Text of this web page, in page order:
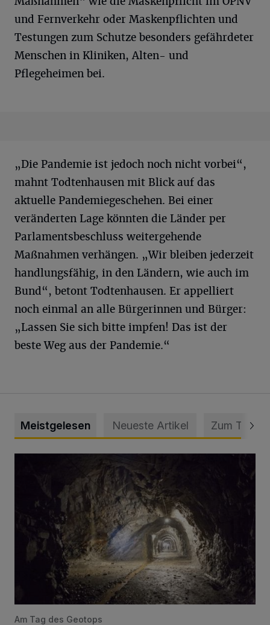
und Fernverkehr oder Maskenpflichten und
Testungen zum Schutze besonders gefährdeter
Menschen in Kliniken, Alten- und
Pflegeheimen bei.
„Die Pandemie ist jedoch noch nicht vorbei“,
mahnt Todtenhausen mit Blick auf das
aktuelle Pandemiegeschehen. Bei einer
veränderten Lage könnten die Länder per
Parlamentsbeschluss weitergehende
Maßnahmen verhängen. „Wir bleiben jederzeit
handlungsfähig, in den Ländern, wie auch im
Bund“, betont Todtenhausen. Er appelliert
noch einmal an alle Bürgerinnen und Bürger:
„Lassen Sie sich bitte impfen! Das ist der
beste Weg aus der Pandemie.“
Meistgelesen Neueste Artikel Zum Thema
Am Tag des Geotops